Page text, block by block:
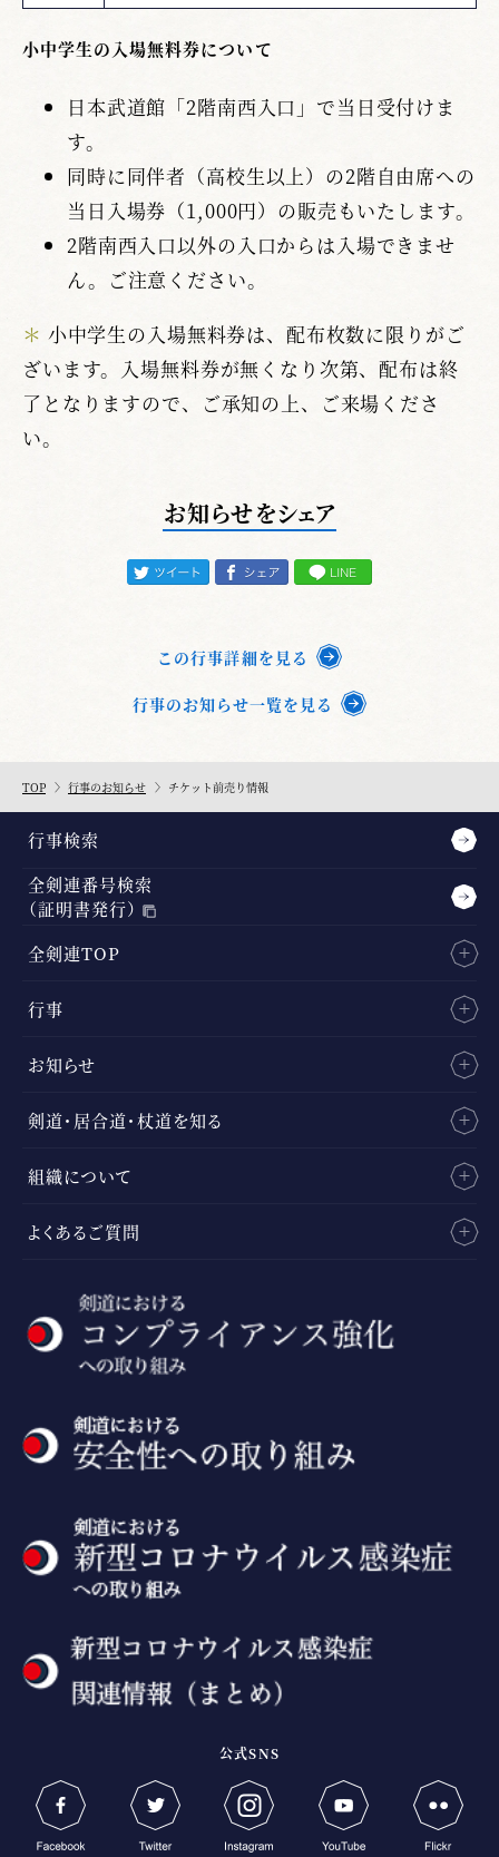
小中学生の入場無料券について
日本武道館「2階南西入口」で当日受付けま
す。
同時に同伴者（高校生以上）の2階自由席への
当日入場券（1,000円）の販売もいたします。
2階南西入口以外の入口からは入場できませ
ん。ご注意ください。
＊ 小中学生の入場無料券は、配布枚数に限りがご
ざいます。入場無料券が無くなり次第、配布は終
了となりますので、ご承知の上、ご来場くださ
い。
お知らせをシェア
この行事詳細を見る
行事のお知らせ一覧を見る
TOP 行事のお知らせ チケット前売り情報
行事検索
全剣連番号検索
（証明書発行）
全剣連TOP
行事
お知らせ
剣道・居合道・杖道を知る
組織について
よくあるご質問
公式SNS